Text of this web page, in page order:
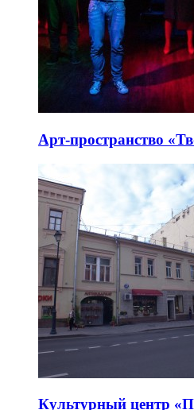
Арт-пространство
Культурный центр